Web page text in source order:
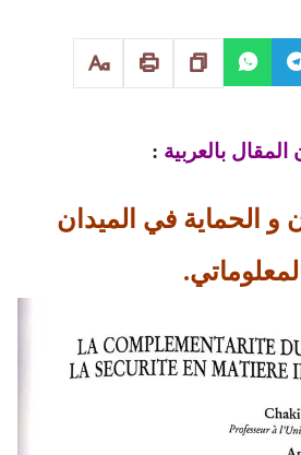
المقال بالعربية :
و الحماية في الميدان
المعلوماتي.